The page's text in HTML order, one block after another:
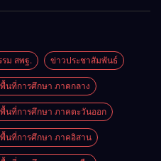
รม สพฐ. ข่าวประชาสัมพันธ์
นที่การศึกษา ภาคกลาง
นที่การศึกษา ภาคตะวันออก
นที่การศึกษา ภาคอิสาน